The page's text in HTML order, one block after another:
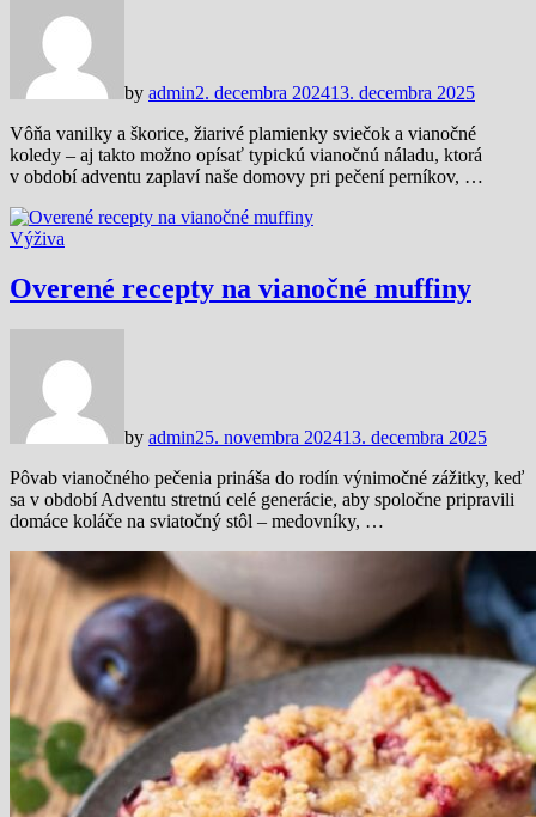
by admin2. decembra 202413. decembra 2025
Vôňa vanilky a škorice, žiarivé plamienky sviečok a vianočné
koledy – aj takto možno opísať typickú vianočnú náladu, ktorá
v období adventu zaplaví naše domovy pri pečení perníkov, …
Výživa
Overené recepty na vianočné muffiny
by admin25. novembra 202413. decembra 2025
Pôvab vianočného pečenia prináša do rodín výnimočné zážitky, keď
sa v období Adventu stretnú celé generácie, aby spoločne pripravili
domáce koláče na sviatočný stôl – medovníky, …